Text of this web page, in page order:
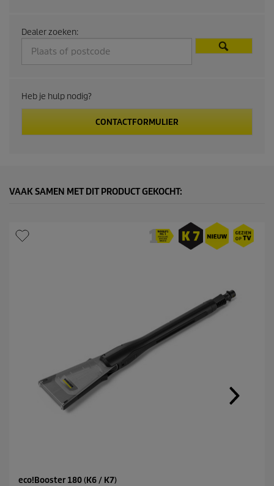
Dealer zoeken:
Heb je hulp nodig?
CONTACTFORMULIER
VAAK SAMEN MET DIT PRODUCT GEKOCHT:
eco!Booster 180 (K6 / K7)